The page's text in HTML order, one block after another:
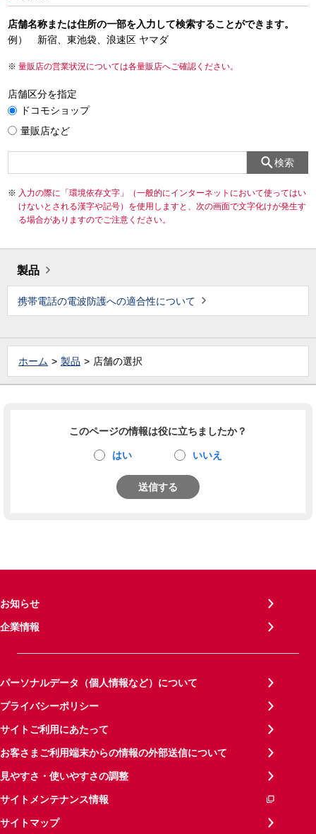
店舗名称または住所の一部を入力して検索することができます。
例） 新宿、東池袋、浪速区 ヤマダ
量販店の営業状況については各量販店へご確認ください。
店舗区分を指定
ドコモショップ
量販店など
検索
入力の際に「環境依存文字」（一般的にインターネットにおいて使ってはい
けないとされる漢字や記号）を使用しますと、次の画面で文字化けが発生す
る場合がありますのでご注意ください。
製品
携帯電話の電波防護への適合性について
ホーム 製品 店舗の選択
このページの情報は役に立ちましたか？
はい いいえ
送信する
お知らせ
企業情報
パーソナルデータ（個人情報など）について
プライバシーポリシー
サイトご利用にあたって
お客さまご利用端末からの情報の外部送信について
見やすさ・使いやすさの調整
サイトメンテナンス情報
サイトマップ